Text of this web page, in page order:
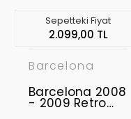
Sepetteki Fiyat
2.099,00 TL
Barcelona
Barcelona 2008
- 2009 Retro